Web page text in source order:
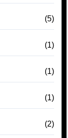
(5)
(1)
(1)
(1)
(2)